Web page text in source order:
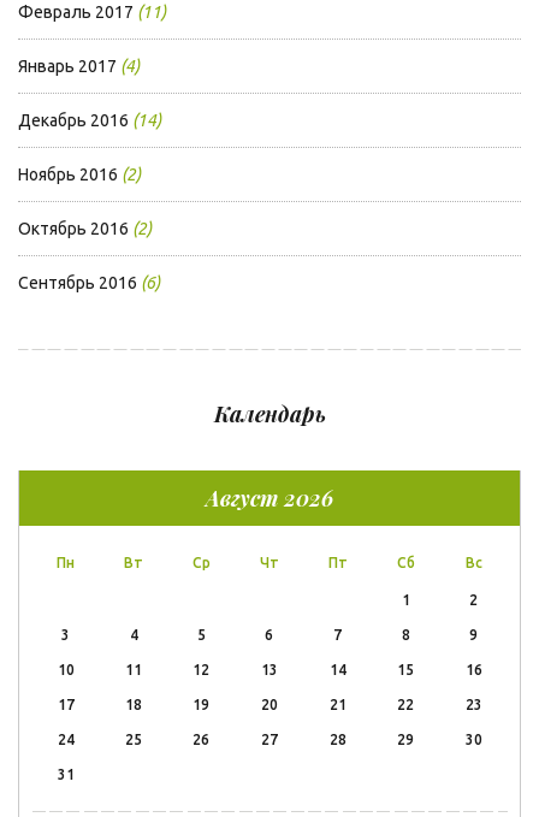
Февраль 2017 (11)
Январь 2017 (4)
Декабрь 2016 (14)
Ноябрь 2016 (2)
Октябрь 2016 (2)
Сентябрь 2016 (6)
Календарь
Август 2026
Пн Вт Ср Чт Пт Сб Вс
1 2
3 4 5 6 7 8 9
10 11 12 13 14 15 16
17 18 19 20 21 22 23
24 25 26 27 28 29 30
31